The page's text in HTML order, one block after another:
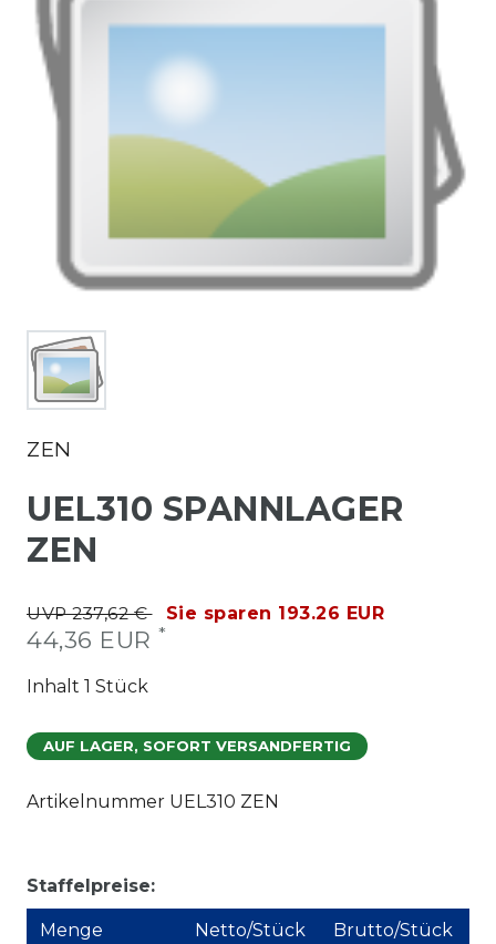
ZEN
UEL310 SPANNLAGER
ZEN
UVP 237,62 € Sie sparen 193.26 EUR
44,36 EUR *
Inhalt 1 Stück
AUF LAGER, SOFORT VERSANDFERTIG
Artikelnummer UEL310 ZEN
Staffelpreise:
Menge Netto/Stück Brutto/Stück